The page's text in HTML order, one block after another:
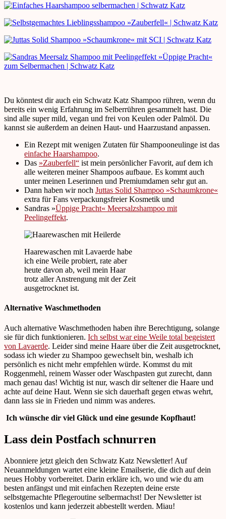
Du könntest dir auch ein Schwatz Katz Shampoo rühren, wenn du
bereits ein wenig Erfahrung im Selberrühren gesammelt hast. Die
sind alle super mild, vegan und frei von Keulen oder Palmöl. Du
kannst sie außerdem an deinen Haut- und Haarzustand anpassen.
Ein Rezept mit wenigen Zutaten für Shampooneulinge ist das
einfache Haarshampoo.
Das »Zauberfell“ ist mein persönlicher Favorit, auf dem ich
alle weiteren meiner Shampoos aufbaue. Es kommt auch
unter meinen Leserinnen und Premiumdamen sehr gut an.
Dann haben wir noch Juttas Solid Shampoo »Schaumkrone«
extra für Fans verpackungsfreier Kosmetik und
Sandras »Üppige Pracht« Meersalzshampoo mit
Peelingeffekt.
Haarewaschen mit Lavaerde habe
ich eine Weile probiert, rate aber
heute davon ab, weil mein Haar
trotz aller Anstrengung mit der Zeit
ausgetrocknet ist.
Alternative Waschmethoden
Auch alternative Waschmethoden haben ihre Berechtigung, solange
sie für dich funktionieren. Ich selbst war eine Weile total begeistert
von Lavaerde. Leider sind meine Haare über die Zeit ausgetrocknet,
sodass ich wieder zu Shampoo gewechselt bin, weshalb ich
persönlich es nicht mehr empfehlen würde. Kommst du mit
Roggenmehl, reinem Wasser oder Waschpasten gut zurecht, dann
mach genau das! Wichtig ist nur, wasch dir seltener die Haare und
achte auf deine Haut. Wenn sie sich dauerhaft gegen etwas wehrt,
dann lass sie in Frieden und nimm was anderes.
Ich wünsche dir viel Glück und eine gesunde Kopfhaut!
Lass dein Postfach schnurren
Abonniere jetzt gleich den Schwatz Katz Newsletter! Auf
Neuanmeldungen wartet eine kleine Emailserie, die dich auf dein
neues Hobby vorbereitet. Darin erkläre ich, wo und wie du am
besten anfängst und mit einfachen Rezepten deine erste
selbstgemachte Pflegeroutine selbermachst! Der Newsletter ist
kostenlos und kann jederzeit abbestellt werden. Miau!